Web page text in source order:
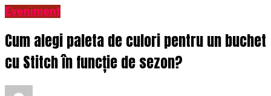
Eveniment
Cum alegi paleta de culori pentru un buchet
cu Stitch în funcție de sezon?